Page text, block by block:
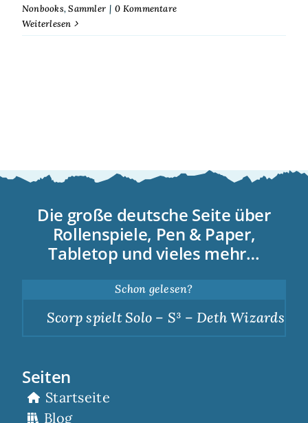
Nonbooks,Sammler | 0 Kommentare
Weiterlesen
Die große deutsche Seite über
Rollenspiele, Pen & Paper,
Tabletop und vieles mehr…
Schon gelesen?
Scorp spielt Solo – S³ – Deth Wizards –
Seiten
Startseite
Blog